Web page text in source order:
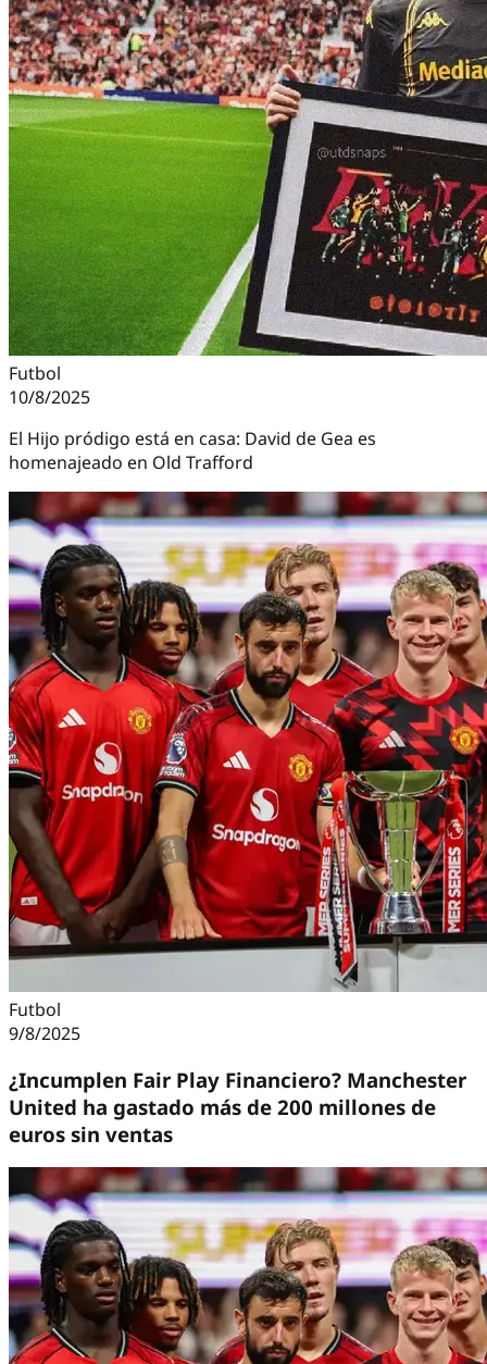
Futbol
10/8/2025
El Hijo pródigo está en casa: David de Gea es
homenajeado en Old Trafford
Futbol
9/8/2025
¿Incumplen Fair Play Financiero? Manchester
United ha gastado más de 200 millones de
euros sin ventas